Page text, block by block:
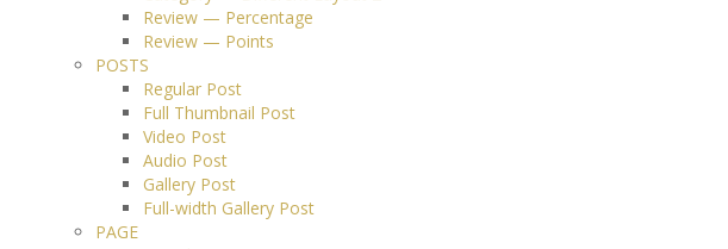
Review — Percentage
Review — Points
POSTS
Regular Post
Full Thumbnail Post
Video Post
Audio Post
Gallery Post
Full-width Gallery Post
PAGE